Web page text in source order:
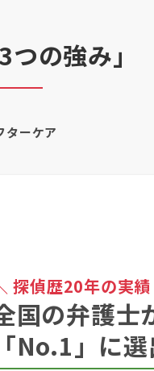
3つの強み」
ターケア
探偵歴20年の実
国の弁護士
「No.1」に